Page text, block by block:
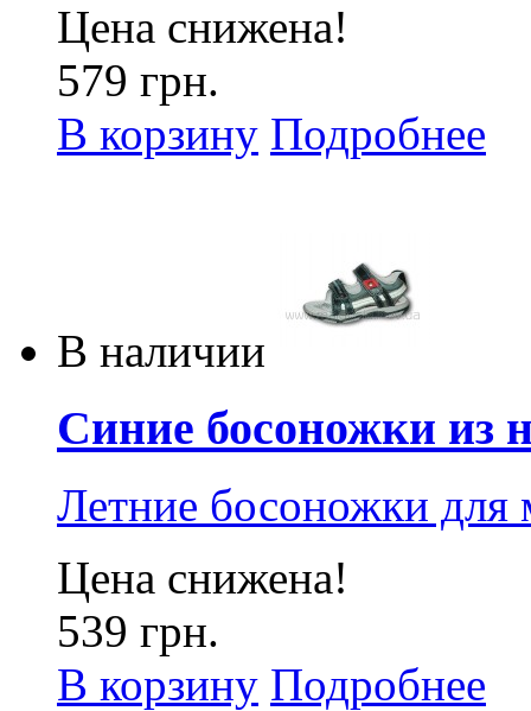
Цена снижена!
579 грн.
В корзину Подробнее
В наличии
Синие босоножки из
Летние босоножки
Цена снижена!
539 грн.
В корзину Подробнее